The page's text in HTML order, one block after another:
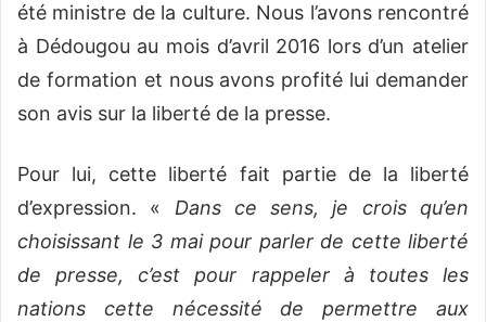
été ministre de la culture. Nous l’avons rencontré
à Dédougou au mois d’avril 2016 lors d’un atelier
de formation et nous avons profité lui demander
son avis sur la liberté de la presse.
Pour lui, cette liberté fait partie de la liberté
d’expression. « Dans ce sens, je crois qu’en
choisissant le 3 mai pour parler de cette liberté
de presse, c’est pour rappeler à toutes les
nations cette nécessité de permettre aux